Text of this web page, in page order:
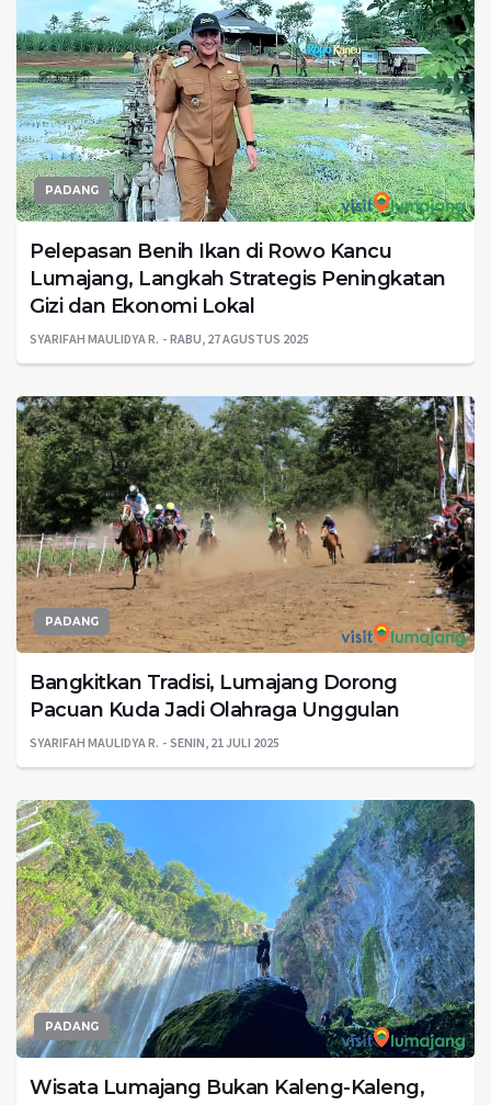
PADANG
Pelepasan Benih Ikan di Rowo Kancu
Lumajang, Langkah Strategis Peningkatan
Gizi dan Ekonomi Lokal
SYARIFAH MAULIDYA R. RABU, 27 AGUSTUS 2025
PADANG
Bangkitkan Tradisi, Lumajang Dorong
Pacuan Kuda Jadi Olahraga Unggulan
SYARIFAH MAULIDYA R. SENIN, 21 JULI 2025
PADANG
Wisata Lumajang Bukan Kaleng-Kaleng,